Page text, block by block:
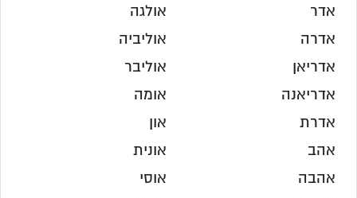
אדר
אדרה
אדריאן
אדריאנה
אדרת
אהב
אהבה
אולגה
אוליביה
אוליבר
אומה
און
אונית
אוסי